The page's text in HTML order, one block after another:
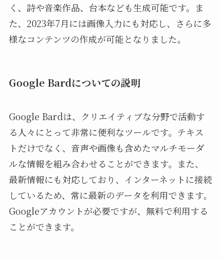
く、詩や音楽作品、台本なども生成可能です。ま
た、2023年7月には画像入力にも対応し、さらに多
様なコンテンツの作成が可能となりました。
Google Bardについての説明
Google Bardは、クリエイティブな分野で活動す
る人々にとって非常に便利なツールです。テキス
トだけでなく、音声や画像も含めたマルチモーダ
ルな情報を組み合わせることができます。また、
最新情報にも対応しており、インターネットに接続
しているため、常に最新のデータを利用できます。
Googleアカウントが必要ですが、無料で利用する
ことができます。